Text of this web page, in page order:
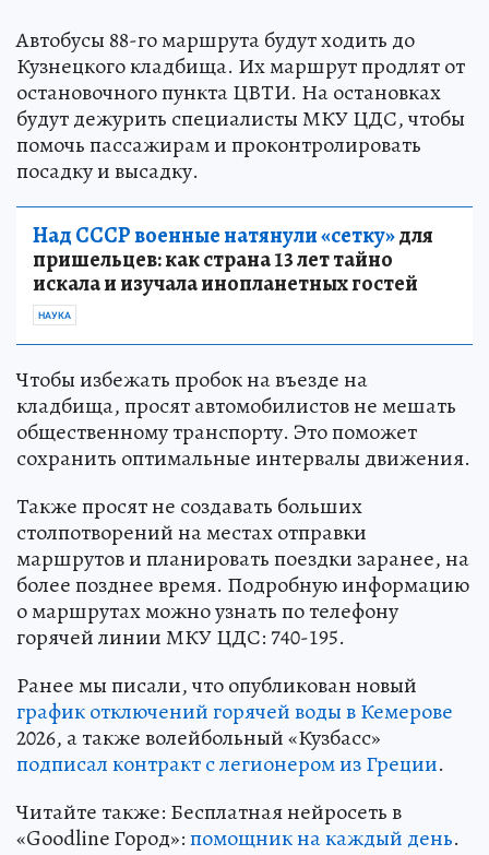
Автобусы 88-го маршрута будут ходить до
Кузнецкого кладбища. Их маршрут продлят от
остановочного пункта ЦВТИ. На остановках
будут дежурить специалисты МКУ ЦДС, чтобы
помочь пассажирам и проконтролировать
посадку и высадку.
Над СССР военные натянули «сетку»для
пришельцев: как страна 13 лет тайно
искала и изучала инопланетных гостей
НАУКА
Чтобы избежать пробок на въезде на
кладбища, просят автомобилистов не мешать
общественному транспорту. Это поможет
сохранить оптимальные интервалы движения.
Также просят не создавать больших
столпотворений на местах отправки
маршрутов и планировать поездки заранее, на
более позднее время. Подробную информацию
о маршрутах можно узнать по телефону
горячей линии МКУ ЦДС: 740-195.
Ранее мы писали, что опубликован новый
график отключений горячей воды в Кемерове
2026, а также волейбольный «Кузбасс»
подписал контракт с легионером из Греции.
Читайте также: Бесплатная нейросеть в
«Goodline Город»:помощник на каждый день.